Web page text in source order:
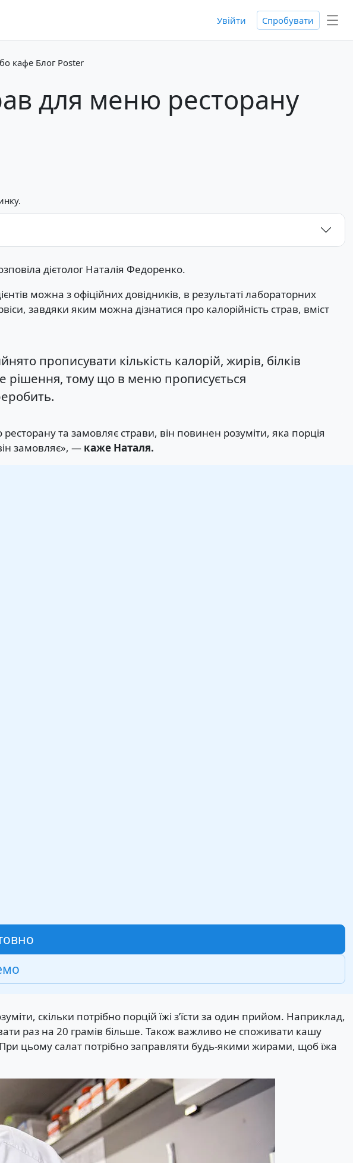
Увійти Спробувати
кафе Блог Poster
для меню ресторану
дієтолог Наталія Федоренко.
можна з офіційних довідників, в результаті лабораторних
завдяки яким можна дізнатися про калорійність страв, вміст
прописувати кількість калорій, жирів, білків
рішення, тому що в меню прописується
та замовляє страви, він повинен розуміти, яка порція
замовляє», — каже Наталя.
скільки потрібно порцій їжі з’їсти за один прийом. Наприклад,
раз на 20 грамів більше. Також важливо не споживати кашу
При цьому салат потрібно заправляти будь-якими жирами, щоб їжа